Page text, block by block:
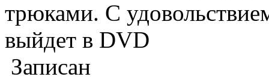
трюками. С
выйдет в DVD
Записан